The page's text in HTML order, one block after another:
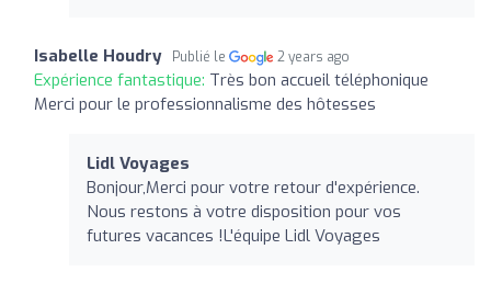
Isabelle Houdry Publié le 2 years ago
Expérience fantastique: Très bon accueil téléphonique
Merci pour le professionnalisme des hôtesses
Lidl Voyages
Bonjour,Merci pour votre retour d'expérience.
Nous restons à votre disposition pour vos
futures vacances !L'équipe Lidl Voyages